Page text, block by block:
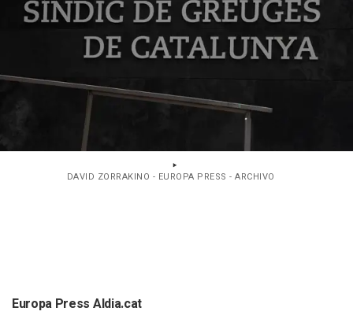
DAVID ZORRAKINO - EUROPA PRESS - ARCHIVO
Europa Press Aldia.cat